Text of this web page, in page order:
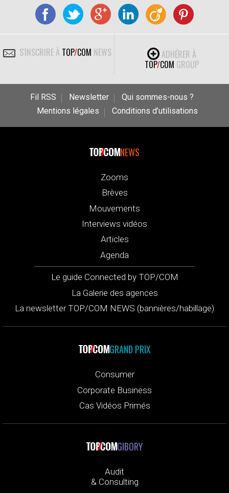
S'INSCRIRE À TOP/COM NEWS
ADHÉRER À
TOP/COM GROUP
Fil RSS Newsletter
Qui sommes-nous ?
Mentions légales
Conditions d’utilisations
NEWS
Zooms
Brèves
Mouvements
Interviews vidéos
Articles
Agenda
Le guide Connected by TOP/COM
La Galerie des agences
La newsletter TOP/COM NEWS (bannières/habillage)
GRAND PRIX
Consumer
Corporate Business
Cas Vidéos Primés
GIBORY
Audit
& Consulting